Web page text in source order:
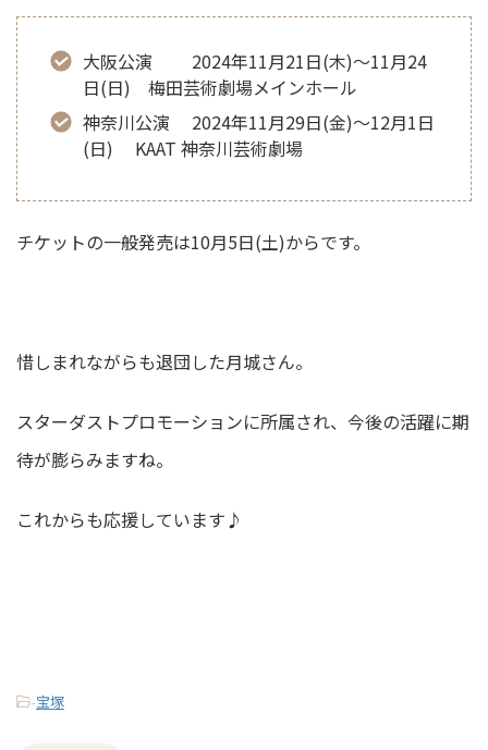
大阪公演 2024年11月21日(木)～11月24
日(日) 梅田芸術劇場メインホール
神奈川公演 2024年11月29日(金)～12月1日
(日) KAAT 神奈川芸術劇場
チケットの一般発売は10月5日(土)からです。
惜しまれながらも退団した月城さん。
スターダストプロモーションに所属され、今後の活躍に期
待が膨らみますね。
これからも応援しています♪
-宝塚